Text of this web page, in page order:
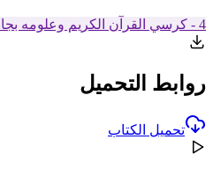
4 - كرسي القرآن الكريم وعلومه بجامعة الملك سعود
روابط التحميل
تحميل الكتاب